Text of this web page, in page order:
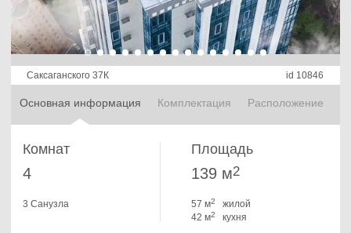
Саксаганского 37К id 10846
Основная информация Комплектация Расположение
Комнат
4
3 Санузла
Площадь
139 м2
57 м2
жилой
42 м2 кухня